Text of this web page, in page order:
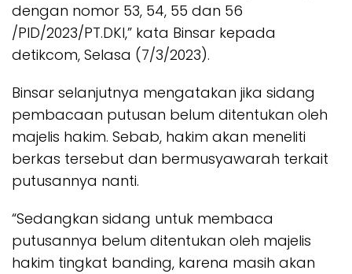
dengan nomor 53, 54, 55 dan 56
/PID/2023/PT.DKI,” kata Binsar kepada
detikcom, Selasa (7/3/2023).
Binsar selanjutnya mengatakan jika sidang
pembacaan putusan belum ditentukan oleh
majelis hakim. Sebab, hakim akan meneliti
berkas tersebut dan bermusyawarah terkait
putusannya nanti.
“Sedangkan sidang untuk membaca
putusannya belum ditentukan oleh majelis
hakim tingkat banding, karena masih akan